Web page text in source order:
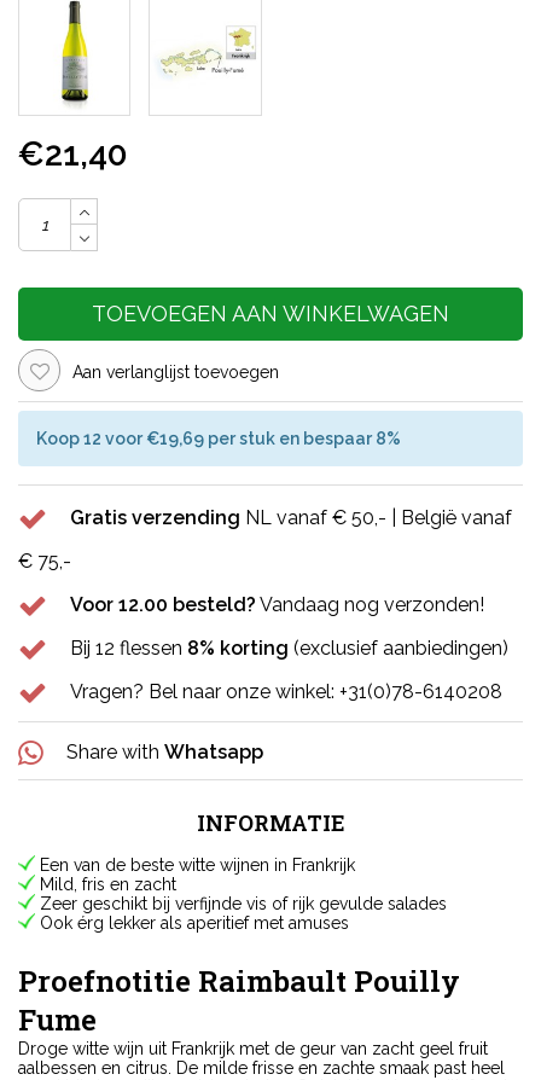
€21,40
TOEVOEGEN AAN WINKELWAGEN
Aan verlanglijst toevoegen
Koop 12 voor €19,69 per stuk en bespaar 8%
Gratis verzending NL vanaf € 50,- | België vanaf
€ 75,-
Voor 12.00 besteld? Vandaag nog verzonden!
Bij 12 flessen 8% korting (exclusief aanbiedingen)
Vragen? Bel naar onze winkel: +31(0)78-6140208
Share with Whatsapp
INFORMATIE
Een van de beste witte wijnen in Frankrijk
Mild, fris en zacht
Zeer geschikt bij verfijnde vis of rijk gevulde salades
Ook érg lekker als aperitief met amuses
Proefnotitie Raimbault Pouilly
Fume
Droge witte wijn uit Frankrijk met de geur van zacht geel fruit
aalbessen en citrus. De milde frisse en zachte smaak past heel